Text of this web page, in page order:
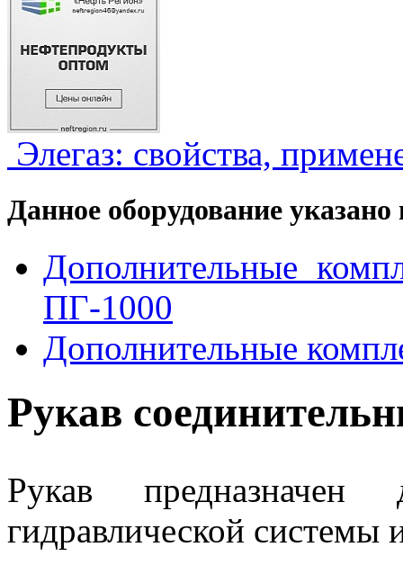
Элегаз: свойства,
Данное оборудование
Дополнительные
ПГ-1000
Дополнительные
Рукав
Рукав предназначен
гидравлической системы